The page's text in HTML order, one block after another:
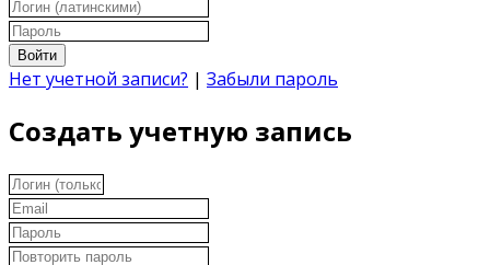
Войти
Нет учетной записи? | Забыли пароль
Создать учетную запись